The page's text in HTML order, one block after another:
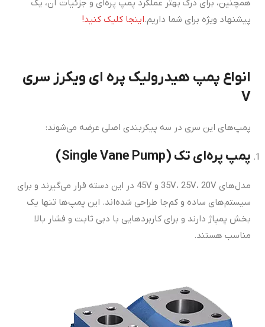
همچنین، برای درک بهتر عملکرد پمپ پره‌ای و جزئیات آن، یک
پیشنهاد ویژه برای شما داریم.اینجا کلیک کنید!
انواع پمپ هیدرولیک پره ای ویکرز سری
V
پمپ‌های این سری در سه پیکربندی اصلی عرضه می‌شوند:
پمپ پره‌ای تک (Single Vane Pump)
مدل‌های 35V، 25V، 20V و 45V در این دسته قرار می‌گیرند و برای
سیستم‌های ساده و کم‌جا طراحی شده‌اند. این پمپ‌ها تنها یک
بخش پمپاژ دارند و برای کاربردهایی با دبی ثابت و فشار بالا
مناسب هستند.